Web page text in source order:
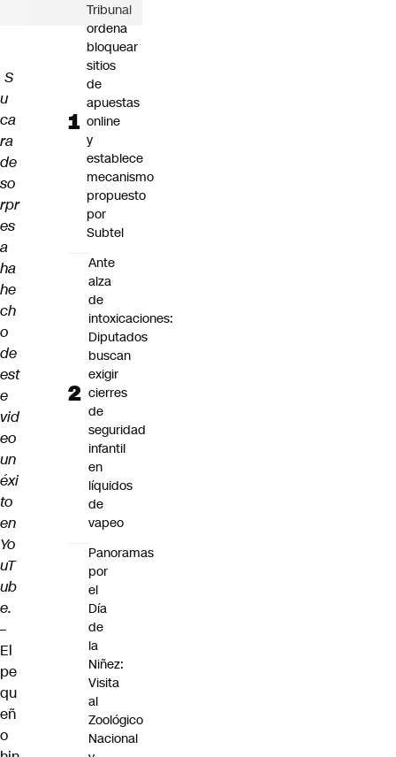
S
u
ca
ra
de
so
rpr
es
a
ha
he
ch
o
de
est
e
vid
eo
un
éxi
to
en
Yo
uT
ub
e.
–
El
pe
qu
eñ
o
Tribunal
ordena
bloquear
sitios
de
apuestas
online
y
establece
mecanismo
propuesto
por
Subtel
Ante
alza
de
intoxicaciones:
Diputados
buscan
exigir
cierres
de
seguridad
infantil
en
líquidos
de
vapeo
Panoramas
por
el
Día
de
la
Niñez:
Visita
al
Zoológico
Nacional